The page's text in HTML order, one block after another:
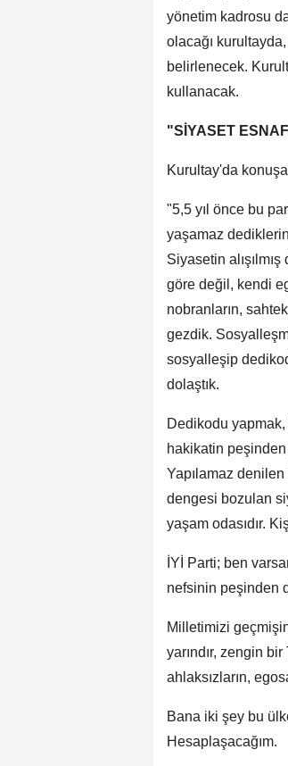
yönetim kadrosu
olacağı
belirlenecek.
kullanacak.
"SİYASET
Kurultay'da
"5,5 yıl önce bu
yaşamaz
Siyasetin
göre değil, kendi
nobranların,
gezdik.
sosyalleşip
dolaştık.
Dedikodu
hakikatin
Yapılamaz denilen
dengesi bozulan
yaşam odasıdır.
İYİ Parti; ben
nefsinin peşinden
Milletimizi
yarındır, zengin
ahlaksızların,
Bana iki şey bu
Hesaplaşacağım.